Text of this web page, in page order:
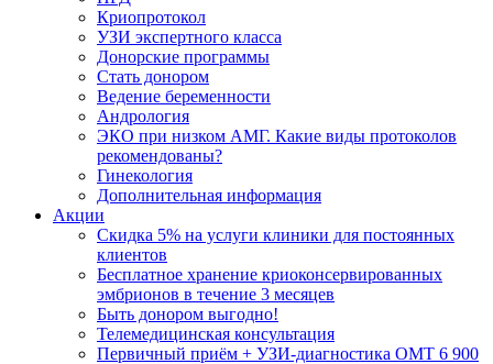
Криопротокол
УЗИ экспертного класса
Донорские программы
Стать донором
Ведение беременности
Андрология
ЭКО при низком АМГ. Какие виды протоколов
рекомендованы?
Гинекология
Дополнительная информация
Акции
Скидка 5% на услуги клиники для постоянных
клиентов
Бесплатное хранение криоконсервированных
эмбрионов в течение 3 месяцев
Быть донором выгодно!
Телемедицинская консультация
Первичный приём + УЗИ-диагностика ОМТ 6 900